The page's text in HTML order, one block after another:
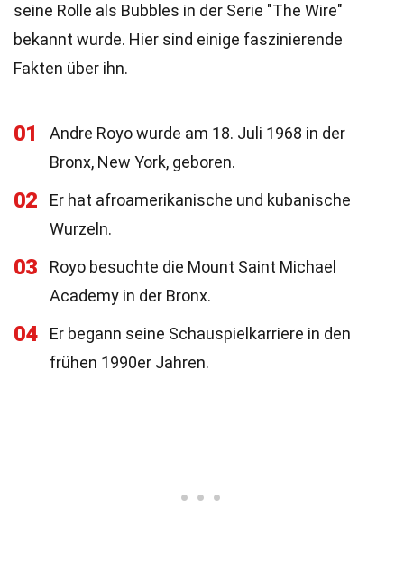
seine Rolle als Bubbles in der Serie "The Wire"
bekannt wurde. Hier sind einige faszinierende
Fakten über ihn.
01
Andre Royo wurde am 18. Juli 1968 in der
Bronx, New York, geboren.
02
Er hat afroamerikanische und kubanische
Wurzeln.
03
Royo besuchte die Mount Saint Michael
Academy in der Bronx.
04
Er begann seine Schauspielkarriere in den
frühen 1990er Jahren.